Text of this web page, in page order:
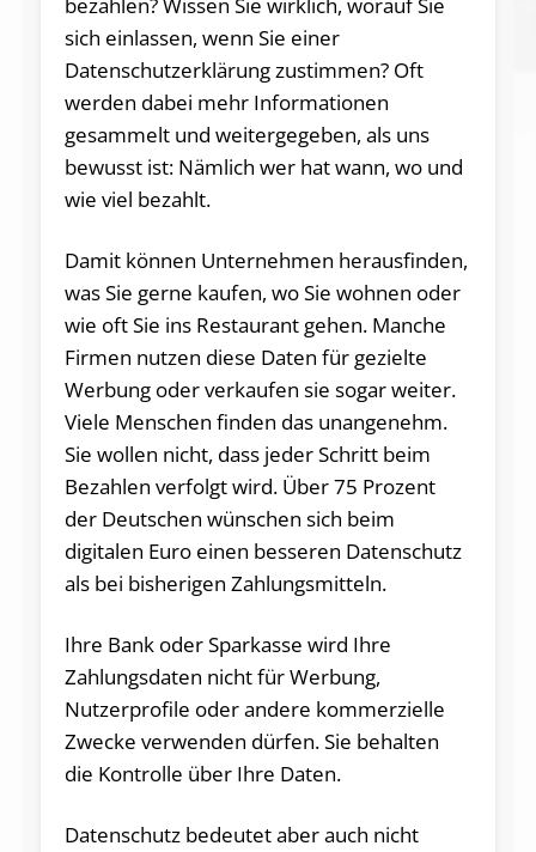
bezahlen? Wissen Sie wirklich, worauf Sie
sich einlassen, wenn Sie einer
Datenschutzerklärung zustimmen? Oft
werden dabei mehr Informationen
gesammelt und weitergegeben, als uns
bewusst ist: Nämlich wer hat wann, wo und
wie viel bezahlt.
Damit können Unternehmen herausfinden,
was Sie gerne kaufen, wo Sie wohnen oder
wie oft Sie ins Restaurant gehen. Manche
Firmen nutzen diese Daten für gezielte
Werbung oder verkaufen sie sogar weiter.
Viele Menschen finden das unangenehm.
Sie wollen nicht, dass jeder Schritt beim
Bezahlen verfolgt wird. Über 75 Prozent
der Deutschen wünschen sich beim
digitalen Euro einen besseren Datenschutz
als bei bisherigen Zahlungsmitteln.
Ihre Bank oder Sparkasse wird Ihre
Zahlungsdaten nicht für Werbung,
Nutzerprofile oder andere kommerzielle
Zwecke verwenden dürfen. Sie behalten
die Kontrolle über Ihre Daten.
Datenschutz bedeutet aber auch nicht